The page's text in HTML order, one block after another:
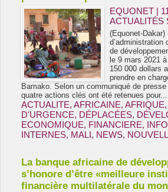
EQUONET |
ACTUALITÉS
(Equonet-Dakar)
d’administration
de
le 9 mars 2021
150 000 dollars
prendre en
Bamako. Selon un communiqué de
quatre actions clés ont été retenues pour...
ACTUALITE, AFRICAINE, AFRIQUE,
D'URGENCE, DÉPLACÉES,
ECONOMIQUE, FINANCIERE,
INTERNES, MALI, NEWS,
La banque africaine de
s’honore d’être «meilleure
financière multilatérale du